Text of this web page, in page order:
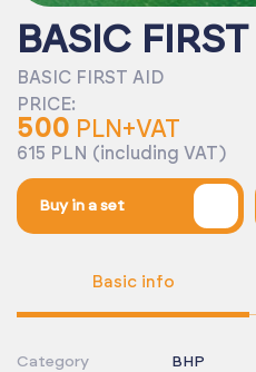
BASIC
BASIC FIRST AID
PRICE:
500 PLN+VAT
615 PLN (including VAT)
Buy in a set
Basic info
Category BHP